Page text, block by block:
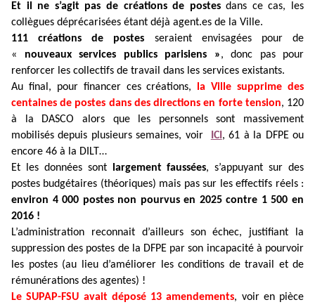
Et il ne s’agit pas de créations de postesdans ce cas, les
collègues déprécarisées étant déjà agent.es de la Ville.
111 créations de postes seraient envisagées pour de
« nouveaux services publics parisiens », donc pas pour
renforcer les collectifs de travail dans les services existants.
Au final, pour financer ces créations,
la Ville supprime des
centaines de postes dans des directions en forte tension, 120
à la DASCO alors que les personnels sont massivement
mobilisés depuis plusieurs semaines, voir
ICI , 61 à la DFPE ou
encore 46 à la DILT…
Et les données sont
largement faussées, s’appuyant sur des
postes budgétaires (théoriques) mais pas sur les effectifs réels :
environ 4 000 postes non pourvus en 2025 contre 1 500 en
2016 !
L’administration reconnait d’ailleurs son échec, justifiant la
suppression des postes de la DFPE par son incapacité à pourvoir
les postes (au lieu d’améliorer les conditions de travail et de
rémunérations des agentes) !
Le SUPAP-FSU avait déposé 13 amendements, voir en pièce